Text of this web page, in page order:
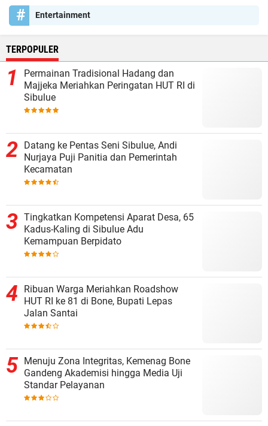
Entertainment
TERPOPULER
Permainan Tradisional Hadang dan
Majjeka Meriahkan Peringatan HUT RI di
Sibulue
Datang ke Pentas Seni Sibulue, Andi
Nurjaya Puji Panitia dan Pemerintah
Kecamatan
Tingkatkan Kompetensi Aparat Desa, 65
Kadus-Kaling di Sibulue Adu
Kemampuan Berpidato
Ribuan Warga Meriahkan Roadshow
HUT RI ke 81 di Bone, Bupati Lepas
Jalan Santai
Menuju Zona Integritas, Kemenag Bone
Gandeng Akademisi hingga Media Uji
Standar Pelayanan